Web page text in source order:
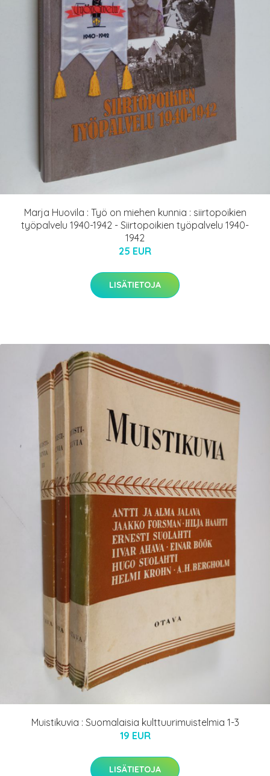
Marja Huovila : Työ on miehen kunnia : siirtopoikien
työpalvelu 1940-1942 - Siirtopoikien työpalvelu 1940-
1942
25 EUR
LISÄTIETOJA
Muistikuvia : Suomalaisia kulttuurimuistelmia 1-3
19 EUR
LISÄTIETOJA